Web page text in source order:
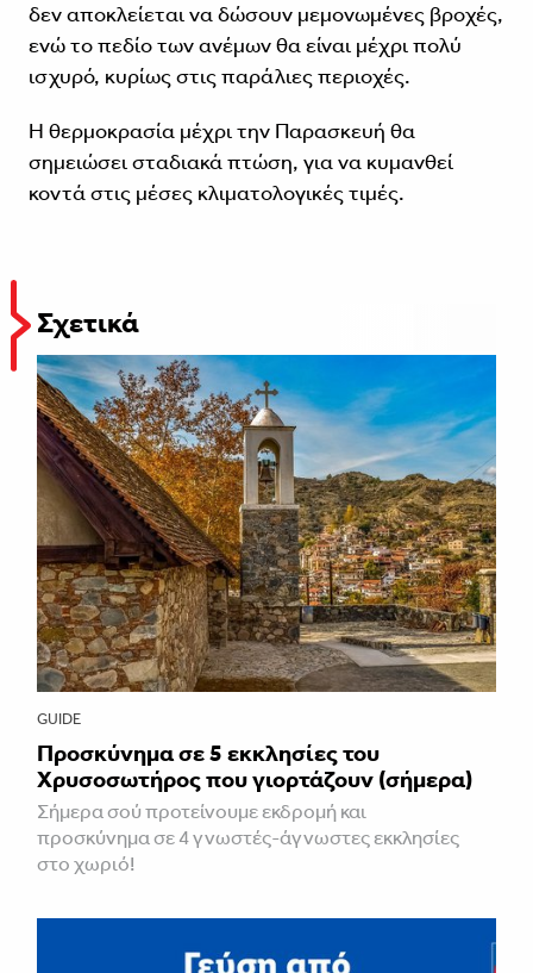
δεν αποκλείεται να δώσουν μεμονωμένες βροχές,
ενώ το πεδίο των ανέμων θα είναι μέχρι πολύ
ισχυρό, κυρίως στις παράλιες περιοχές.
Η θερμοκρασία μέχρι την Παρασκευή θα
σημειώσει σταδιακά πτώση, για να κυμανθεί
κοντά στις μέσες κλιματολογικές τιμές.
Σχετικά
GUIDE
Προσκύνημα σε 5 εκκλησίες του
Χρυσοσωτήρος που γιορτάζουν (σήμερα)
Σήμερα σού προτείνουμε εκδρομή και
προσκύνημα σε 4 γνωστές-άγνωστες εκκλησίες
στο χωριό!